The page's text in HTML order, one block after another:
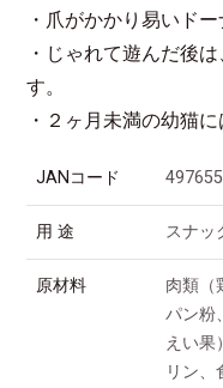
・爪がかかり易いドー
・じゃれて遊んだ後
す。
・２ヶ月未満の幼猫
JANコード
用 途 スナッ
原材料
肉類（
パン粉
えい果
リン、